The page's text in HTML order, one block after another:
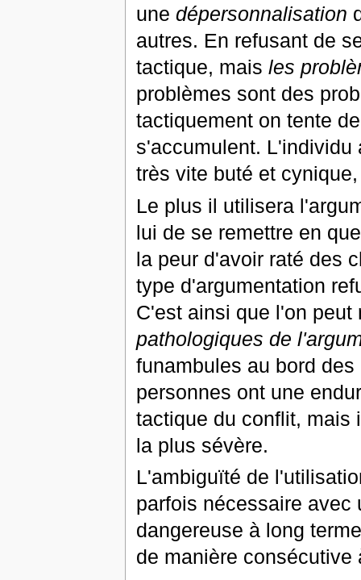
une dépersonnalisation
autres. En refusant de
tactique, mais les
problèmes sont des
tactiquement on tente
s'accumulent. L'individu
très vite buté et
Le plus il utilisera
lui de se remettre en
la peur d'avoir raté des
type d'argumentation
C'est ainsi que l'on
pathologiques de
funambules au bord
personnes ont une
tactique du conflit, mais
la plus sévère.
L'ambiguïté de
parfois nécessaire avec
dangereuse à long
de manière consécutive